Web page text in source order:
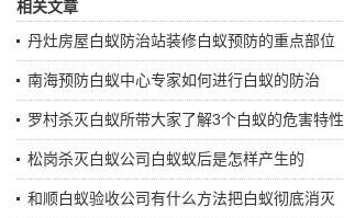
相关文章
丹灶房屋白蚁防治站装修白蚁预防的重点部位
南海预防白蚁中心专家如何进行白蚁的防治
罗村杀灭白蚁所带大家了解3个白蚁的危害特性
松岗杀灭白蚁公司白蚁蚁后是怎样产生的
和顺白蚁验收公司有什么方法把白蚁彻底消灭